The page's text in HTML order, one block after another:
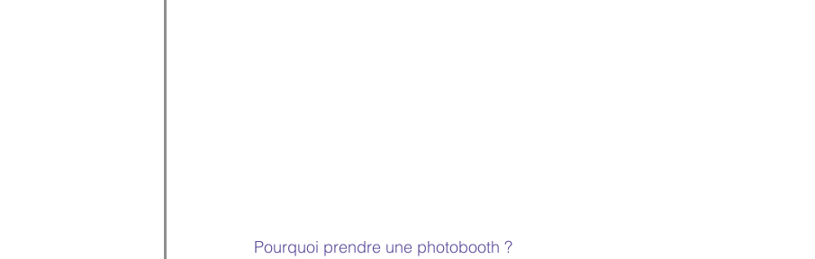
Pourquoi prendre une photobooth ?